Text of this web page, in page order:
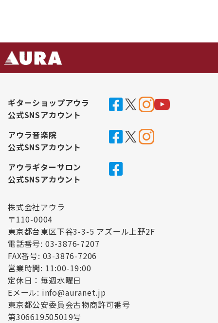
ギターショップアウラ
公式SNSアカウント
アウラ音楽院
公式SNSアカウント
アウラギターサロン
公式SNSアカウント
株式会社アウラ
〒110-0004
東京都台東区下谷3-3-5 アズール上野2F
電話番号: 03-3876-7207
FAX番号: 03-3876-7206
営業時間: 11:00-19:00
定休日：毎週水曜日
Eメール: info@auranet.jp
東京都公安委員会古物商許可番号
第306619505019号